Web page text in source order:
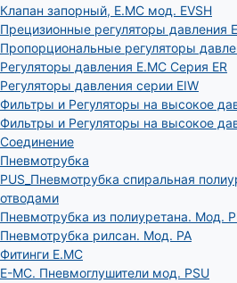
Клапан запорный, E.MC мод. EVSH
Прецизионные регуляторы давления
Пропорциональные регуляторы
Регуляторы давления E.MC Серия ER
Регуляторы давления серии EIW
Фильтры и Регуляторы на высокое
Фильтры и Регуляторы на высокое
Соединение
Пневмотрубка
PUS_Пневмотрубка спиральная
отводами
Пневмотрубка из полиуретана. Мод.
Пневмотрубка рилсан. Мод. PA
Фитинги E.MC
E-MC. Пневмоглушители мод. PSU